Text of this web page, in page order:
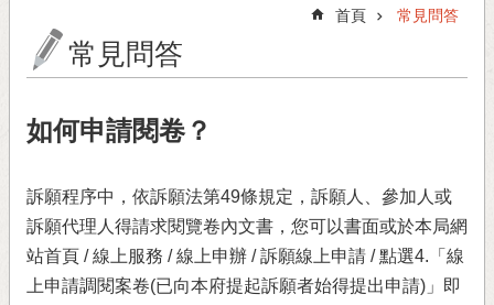
首頁 常見問答
常見問答
如何申請閱卷？
訴願程序中，依訴願法第49條規定，訴願人、參加人或
訴願代理人得請求閱覽卷內文書，您可以書面或於本局網
站首頁 / 線上服務 / 線上申辦 / 訴願線上申請 / 點選4.「線
上申請調閱案卷(已向本府提起訴願者始得提出申請)」即